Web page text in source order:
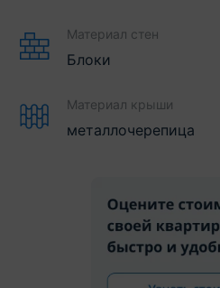
Материал стен
Блоки
Материал крыши
металлочерепица